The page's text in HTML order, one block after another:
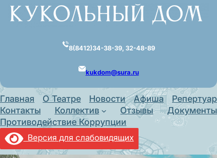
содержимому
8(8412)34-38-39, 32-48-89
kukdom@sura.ru
Главная О Театре Новости Афиша
Репертуар
Контакты
Коллектив Отзывы
Документы
Противодействие Коррупции
Версия для слабовидящих